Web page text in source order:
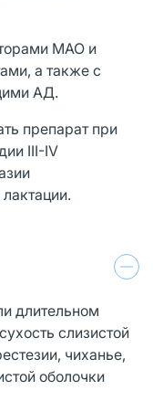
МАО и
а также с
АД.
препарат при
III-IV
длительном
слизистой
чиханье,
оболочки